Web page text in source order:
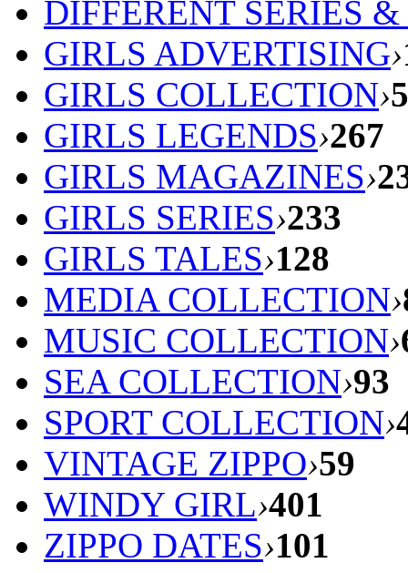
DIFFERENT SERIES
GIRLS ADVERTISING›
GIRLS COLLECTION›
GIRLS LEGENDS›267
GIRLS MAGAZINES›
GIRLS SERIES›233
GIRLS TALES›128
MEDIA COLLECTION›
MUSIC COLLECTION›
SEA COLLECTION›93
SPORT COLLECTION›
VINTAGE ZIPPO›59
WINDY GIRL›401
ZIPPO DATES›101